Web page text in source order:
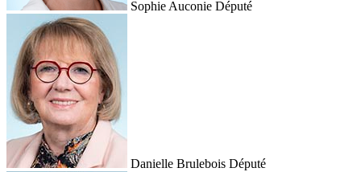
Sophie Auconie Député
Danielle Brulebois Député